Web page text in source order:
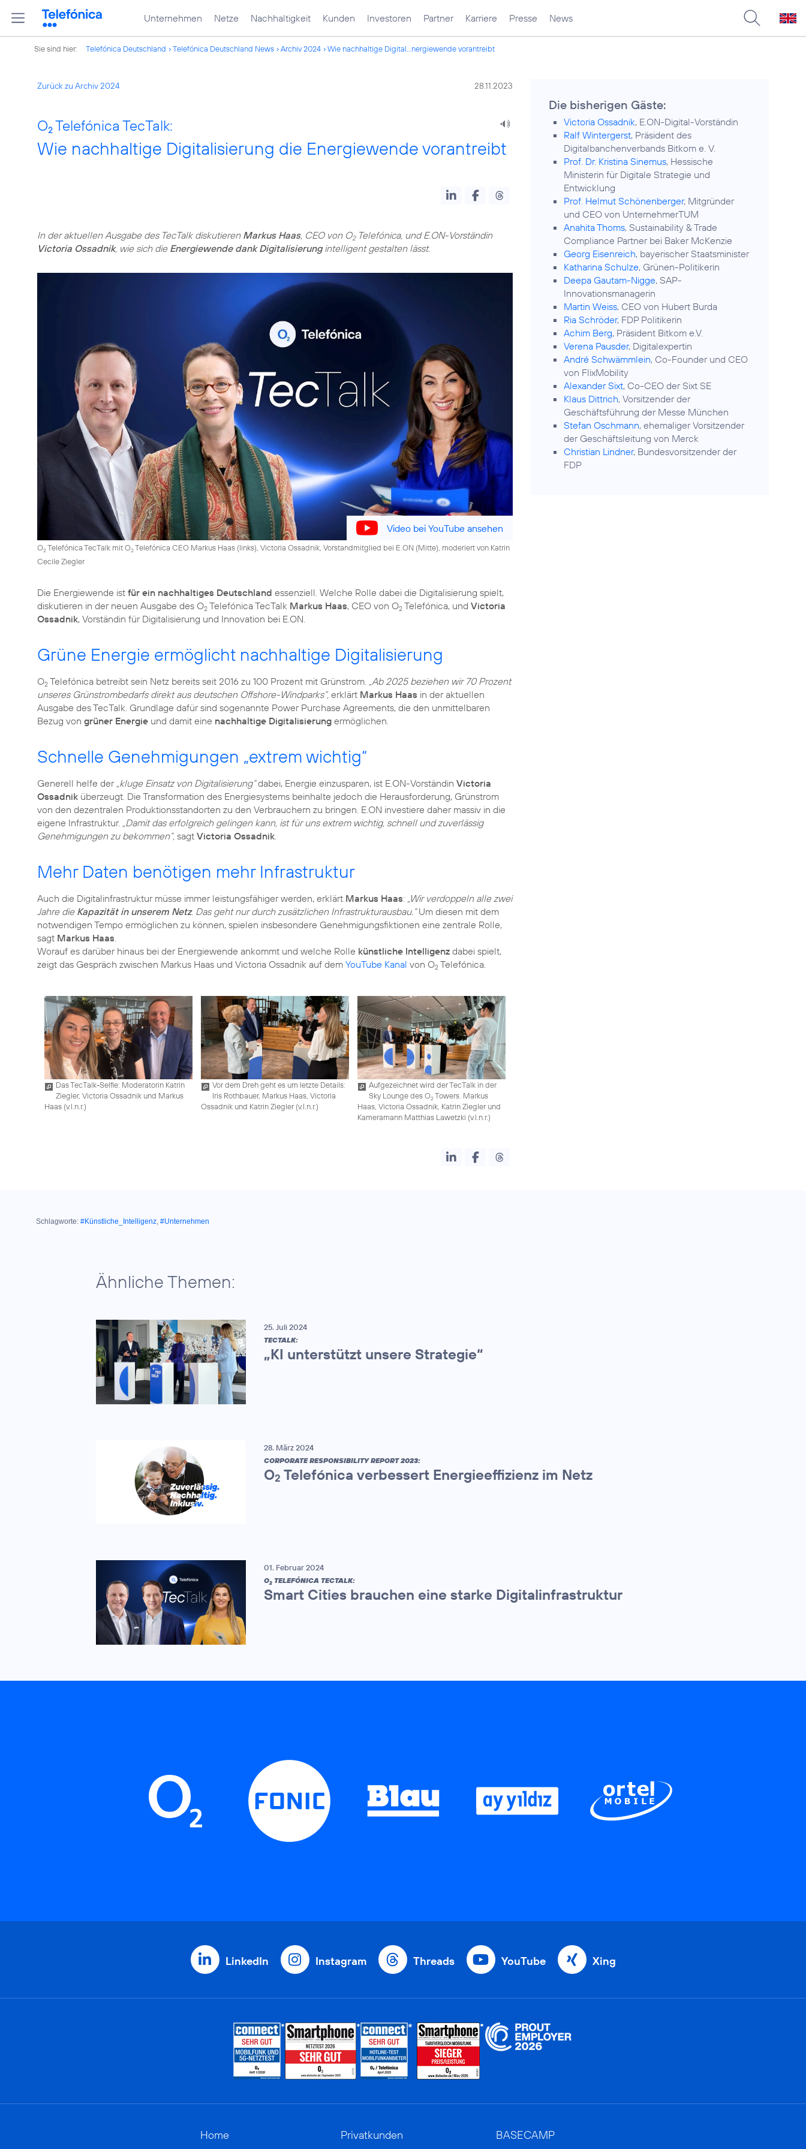
Unternehmen Netze Nachhaltigkeit Kunden Investoren Partner Karriere Presse News
Sie sind hier: Telefónica Deutschland Telefónica Deutschland News Archiv 2024 Wie nachhaltige Digital...nergiewende vorantreibt
Zurück zu Archiv 2024 28.11.2023
O2 Telefónica TecTalk:
Wie nachhaltige Digitalisierung die Energiewende vorantreibt
In der aktuellen Ausgabe des TecTalk diskutieren Markus Haas, CEO von O2Telefónica, und E.ON-Vorständin
Victoria Ossadnik, wie sich die Energiewende dank Digitalisierungintelligent gestalten lässt.
Video bei YouTube ansehen
O2Telefónica TecTalk mit O2Telefónica CEO Markus Haas (links), Victoria Ossadnik, Vorstandmitglied bei E.ON (Mitte), moderiert von Katrin
Cecile Ziegler
Die Energiewende ist für ein nachhaltiges Deutschland essenziell. Welche Rolle dabei die Digitalisierung spielt,
diskutieren in der neuen Ausgabe des O2 Telefónica TecTalk Markus Haas, CEO von O2 Telefónica, und Victoria
Ossadnik, Vorständin für Digitalisierung und Innovation bei E.ON.
Grüne Energie ermöglicht nachhaltige Digitalisierung
O2 Telefónica betreibt sein Netz bereits seit 2016 zu 100 Prozent mit Grünstrom. „Ab 2025 beziehen wir 70 Prozent
unseres Grünstrombedarfs direkt aus deutschen Offshore-Windparks“, erklärt Markus Haas in der aktuellen
Ausgabe des TecTalk. Grundlage dafür sind sogenannte Power Purchase Agreements, die den unmittelbaren
Bezug von grüner Energie und damit eine nachhaltige Digitalisierung ermöglichen.
Schnelle Genehmigungen „extrem wichtig“
Generell helfe der „kluge Einsatz von Digitalisierung“dabei, Energie einzusparen, ist E.ON-Vorständin Victoria
Ossadnik überzeugt. Die Transformation des Energiesystems beinhalte jedoch die Herausforderung, Grünstrom
von den dezentralen Produktionsstandorten zu den Verbrauchern zu bringen. E.ON investiere daher massiv in die
eigene Infrastruktur. „Damit das erfolgreich gelingen kann, ist für uns extrem wichtig, schnell und zuverlässig
Genehmigungen zu bekommen“, sagt Victoria Ossadnik.
Mehr Daten benötigen mehr Infrastruktur
Auch die Digitalinfrastruktur müsse immer leistungsfähiger werden, erklärt Markus Haas: „Wir verdoppeln alle zwei
Jahre die Kapazität in unserem Netz. Das geht nur durch zusätzlichen Infrastrukturausbau.“Um diesen mit dem
notwendigen Tempo ermöglichen zu können, spielen insbesondere Genehmigungsfiktionen eine zentrale Rolle,
sagt Markus Haas.
Worauf es darüber hinaus bei der Energiewende ankommt und welche Rolle künstliche Intelligenz dabei spielt,
zeigt das Gespräch zwischen Markus Haas und Victoria Ossadnik auf dem YouTube Kanal von O2 Telefónica.
Das TecTalk-Selfie: Moderatorin Katrin
Ziegler, Victoria Ossadnik und Markus
Haas (v.l.n.r.)
Vor dem Dreh geht es um letzte Details:
Iris Rothbauer, Markus Haas, Victoria
Ossadnik und Katrin Ziegler (v.l.n.r.)
Aufgezeichnet wird der TecTalk in der
Sky Lounge des O2Towers. Markus
Haas, Victoria Ossadnik, Katrin Ziegler und
Kameramann Matthias Lawetzki (v.l.n.r.)
Die bisherigen Gäste:
Victoria Ossadnik, E.ON-Digital-Vorständin
Ralf Wintergerst, Präsident des
Digitalbanchenverbands Bitkom e. V.
Prof. Dr. Kristina Sinemus, Hessische
Ministerin für Digitale Strategie und
Entwicklung
Prof. Helmut Schönenberger, Mitgründer
und CEO von UnternehmerTUM
Anahita Thoms, Sustainability & Trade
Compliance Partner bei Baker McKenzie
Georg Eisenreich, bayerischer Staatsminister
Katharina Schulze, Grünen-Politikerin
Deepa Gautam-Nigge, SAP-
Innovationsmanagerin
Martin Weiss, CEO von Hubert Burda
Ria Schröder, FDP Politikerin
Achim Berg, Präsident Bitkom e.V.
Verena Pausder, Digitalexpertin
André Schwämmlein, Co-Founder und CEO
von FlixMobility
Alexander Sixt, Co-CEO der Sixt SE
Klaus Dittrich, Vorsitzender der
Geschäftsführung der Messe München
Stefan Oschmann, ehemaliger Vorsitzender
der Geschäftsleitung von Merck
Christian Lindner, Bundesvorsitzender der
FDP
Schlagworte: #Künstliche_Intelligenz, #Unternehmen
Ähnliche Themen:
25. Juli 2024
TECTALK:
„KI unterstützt unsere Strategie“
28. März 2024
CORPORATE RESPONSIBILITY REPORT 2023:
O2 Telefónica verbessert Energieeffizienz im Netz
01. Februar 2024
O2 TELEFÓNICA TECTALK:
Smart Cities brauchen eine starke Digitalinfrastruktur
LinkedIn Instagram Threads YouTube Xing
Home
Privatkunden
BASECAMP